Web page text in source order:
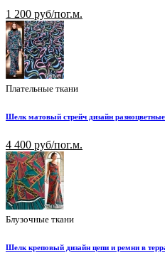
1 200 руб/пог.м.
Плательные ткани
Шелк матовый стрейч дизайн
4 400 руб/пог.м.
Блузочные ткани
Шелк креповый дизайн цепи и ремни в